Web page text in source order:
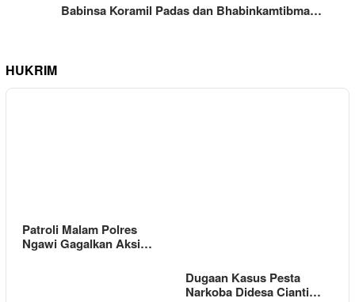
Babinsa Koramil Padas dan Bhabinkamtibma…
HUKRIM
Patroli Malam Polres
Ngawi Gagalkan Aksi…
Dugaan Kasus Pesta
Narkoba Didesa Cianti…